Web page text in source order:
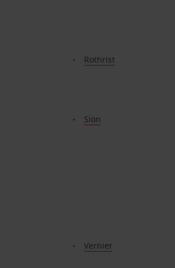
Rothrist
Sion
Vernier